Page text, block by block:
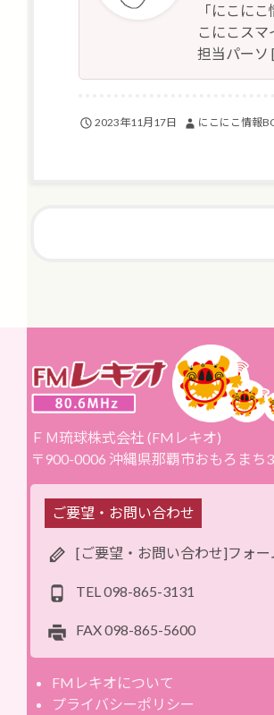
「にこに
こにこス
担当パーソ
2023年11月17日 にこにこ情報
ＦＭ琉球株式会社 (FMレキオ)
〒900-0006 沖縄県那覇市おもろま
ご要望・お問い合わせ
[ご要望・お問い合わせ]フォー
TEL098-865-3131
FAX098-865-5600
FMレキオについて
プライバシーポリシー